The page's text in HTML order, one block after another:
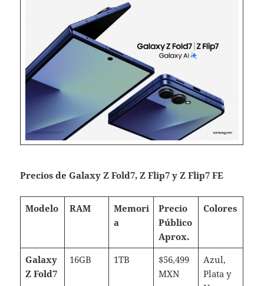
Precios de Galaxy Z Fold7, Z Flip7 y Z Flip7 FE
Modelo RAM
Memori
a
Precio
Público
Aprox.
Colores
Galaxy
Z Fold7
16GB 1TB
$56,499
MXN
Azul,
Plata y